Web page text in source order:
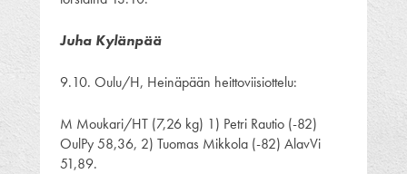
Juha Kylänpää
9.10. Oulu/H, Heinäpään heittoviisiottelu:
M Moukari/HT (7,26 kg) 1) Petri Rautio (-82)
OulPy 58,36, 2) Tuomas Mikkola (-82) AlavVi
51,89.